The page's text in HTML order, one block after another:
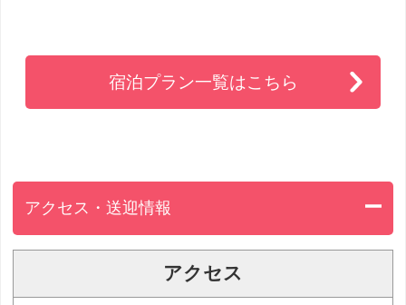
宿泊プラン一覧はこちら
アクセス・送迎情報
アクセス